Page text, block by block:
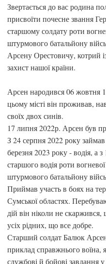
Звертається до вас родина
присвоїти почесне звання
старшому солдату роти
штурмового батальйону
Арсену Орестовичу, котрий
захист нашої країни.
Арсен народився 06 жовтня
цьому місті він проживав,
своїх двох синів.
17 липня 2022р. Арсен був
З 24 серпня 2022 року займав
березня 2023 року - водія, а
старшого водія роти
штурмового батальйону
Приймав участь в боях на
Сумської областях.
дій він ніколи не
усіх рідних, що все добре.
Старший солдат Балюк
приклад справжнього воїна,
службові й бойові завдання